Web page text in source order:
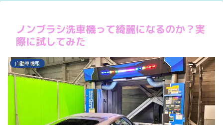
ノンブラシ洗車機って綺麗になるのか？実
際に試してみた
自動車情報